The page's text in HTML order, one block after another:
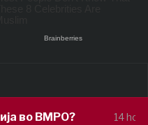
14 hours ago Под